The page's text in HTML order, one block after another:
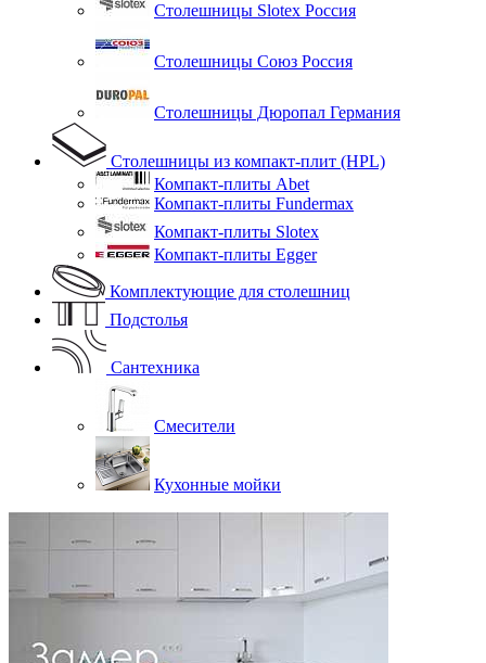
Столешницы Slotex Россия
Столешницы Союз Россия
Столешницы Дюропал Германия
Столешницы из компакт-плит (HPL)
Компакт-плиты Abet
Компакт-плиты Fundermax
Компакт-плиты Slotex
Компакт-плиты Egger
Комплектующие для столешниц
Подстолья
Сантехника
Смесители
Кухонные мойки